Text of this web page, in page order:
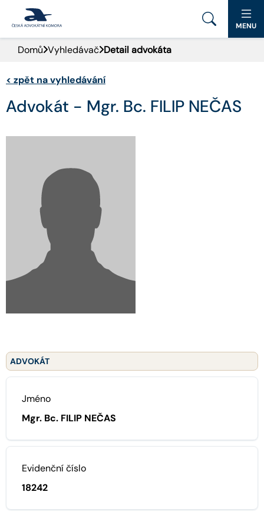
PORTÁL ČAK
DOMŮ
AKTUALITY
PRO VEŘEJNOST
ADVOKÁTNÍ DENÍK
KONTAKT
MENU
Domů Vyhledávač Detail advokáta
< zpět na vyhledávání
Advokát - Mgr. Bc. FILIP NEČAS
ADVOKÁT
Jméno
Mgr. Bc. FILIP NEČAS
Evidenční číslo
18242